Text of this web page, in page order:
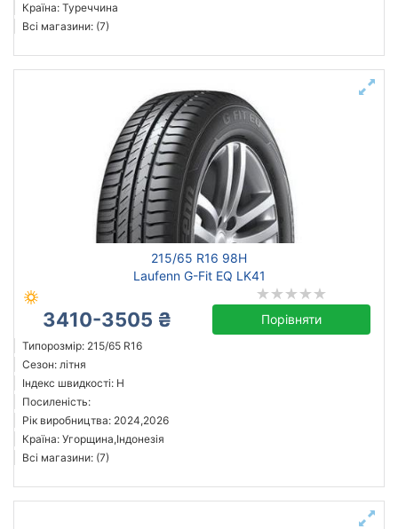
Країна: Туреччина
Всі магазини: (7)
215/65 R16 98H
Laufenn G-Fit EQ LK41
3410-3505 ₴ Порівняти
Типорозмір: 215/65 R16
Сезон: літня
Індекс швидкості: H
Посиленість:
Рік виробництва: 2024,2026
Країна: Угорщина,Індонезія
Всі магазини: (7)